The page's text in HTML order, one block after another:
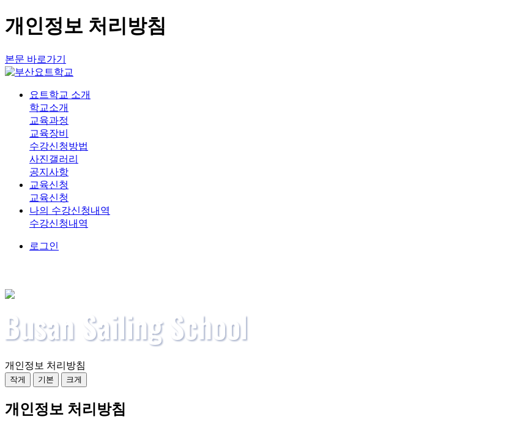
개인정보 처리방침
본문 바로가기
요트학교 소개
학교소개
교육과정
교육장비
수강신청방법
사진갤러리
공지사항
교육신청
교육신청
나의 수강신청내역
수강신청내역
로그인
개인정보 처리방침
작게 기본 크게
개인정보 처리방침